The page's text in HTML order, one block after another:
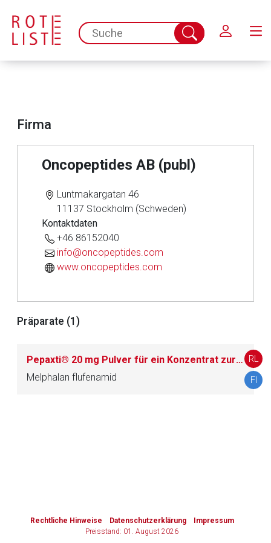
spc.search.input.placeholder
Suche
abschicken
Firma
Oncopeptides AB (publ)
Luntmakargatan 46
11137 Stockholm (Schweden)
Kontaktdaten
+46 86152040
info@oncopeptides.com
www.oncopeptides.com
Präparate (1)
Pepaxti® 20 mg Pulver für ein Konzentrat zur Herstellung einer Infusionslösung
Melphalan flufenamid
RL
FI
Rechtliche Hinweise Datenschutzerklärung
Impressum
Preisstand: 01. August 2026
Der von Ihnen aufgerufene Link öffnet eine externe Web-
Seite. Für die Inhalte der externen Web-Seite ist deren
Betreiber verantwortlich. Ebenso gelten dort ggf. andere
Datenschutzbestimmungen.
Zurück zur rote-liste.de Zur Seite